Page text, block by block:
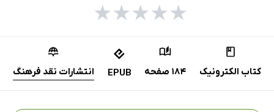
★
★
★
★
★
کتاب الکترونیک 184 صفحه EPUB انتشارات نقد فرهنگ